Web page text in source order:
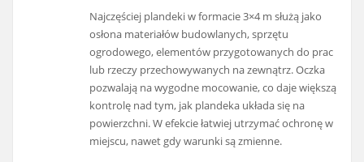
Najczęściej plandeki w formacie 3×4 m służą jako
osłona materiałów budowlanych, sprzętu
ogrodowego, elementów przygotowanych do prac
lub rzeczy przechowywanych na zewnątrz. Oczka
pozwalają na wygodne mocowanie, co daje większą
kontrolę nad tym, jak plandeka układa się na
powierzchni. W efekcie łatwiej utrzymać ochronę w
miejscu, nawet gdy warunki są zmienne.